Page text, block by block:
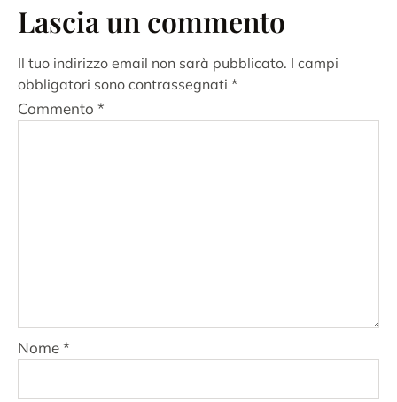
Lascia un commento
Il tuo indirizzo email non sarà pubblicato. I campi
obbligatori sono contrassegnati *
Commento *
Nome*